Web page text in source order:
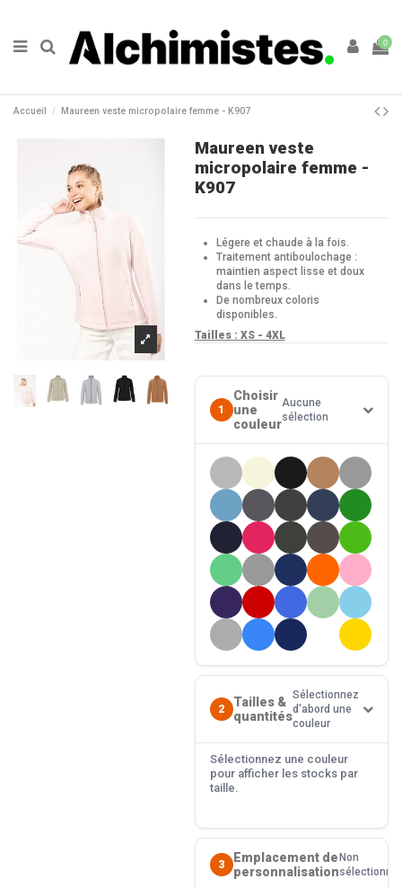
0
Accueil Maureen veste micropolaire femme - K907
Maureen veste
micropolaire femme -
K907
Légere et chaude à la fois.
Traitement antiboulochage :
maintien aspect lisse et doux
dans le temps.
De nombreux coloris
disponibles.
Tailles : XS - 4XL
1
Choisir
une
couleur
Aucune
sélection
2
Tailles &
quantités
Sélectionnez
d'abord une
couleur
Sélectionnez une couleur
pour afficher les stocks par
taille.
3
Emplacement de
personnalisation
Non
sélectionné